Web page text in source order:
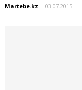
Martebe.kz - 03.07.2015